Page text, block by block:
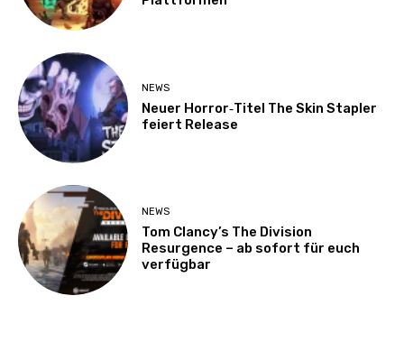
NEWS
Neuer Horror‑Titel The Skin Stapler
feiert Release
NEWS
Tom Clancy’s The Division
Resurgence – ab sofort für euch
verfügbar